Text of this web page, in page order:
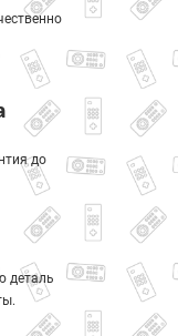
до
деталь